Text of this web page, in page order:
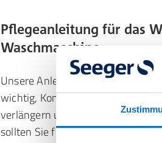
Pflegeanleitung für das
Waschmaschine
Unsere Anleitung zum Waschen
wichtig, Kompressionsstrümpfe
verlängern und ihre Wirksamkeit
sollten Sie folgende Schritte